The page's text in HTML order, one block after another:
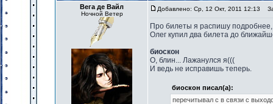
Вега де Вайл
Ночной Ветер
Добавлено: Ср, 12 Окт, 2011 12:13
Про билеты я распишу подробнее,
Олег купил два билета до
биоскон
О, блин... Лажанулся я(((
И ведь не исправишь теперь.
биоскон писал(а):
перечитывал с в связи с